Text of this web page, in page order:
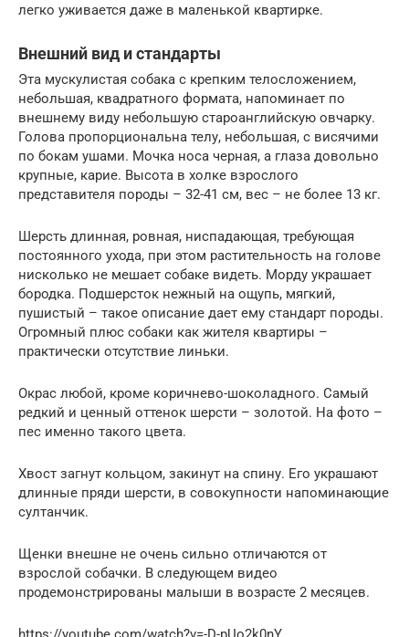
легко уживается даже в маленькой квартирке.
Внешний вид и стандарты
Эта мускулистая собака с крепким телосложением,
небольшая, квадратного формата, напоминает по
внешнему виду небольшую староанглийскую овчарку.
Голова пропорциональна телу, небольшая, с висячими
по бокам ушами. Мочка носа черная, а глаза довольно
крупные, карие. Высота в холке взрослого
представителя породы – 32-41 см, вес – не более 13 кг.
Шерсть длинная, ровная, ниспадающая, требующая
постоянного ухода, при этом растительность на голове
нисколько не мешает собаке видеть. Морду украшает
бородка. Подшерсток нежный на ощупь, мягкий,
пушистый – такое описание дает ему стандарт породы.
Огромный плюс собаки как жителя квартиры –
практически отсутствие линьки.
Окрас любой, кроме коричнево-шоколадного. Самый
редкий и ценный оттенок шерсти – золотой. На фото –
пес именно такого цвета.
Хвост загнут кольцом, закинут на спину. Его украшают
длинные пряди шерсти, в совокупности напоминающие
султанчик.
Щенки внешне не очень сильно отличаются от
взрослой собачки. В следующем видео
продемонстрированы малыши в возрасте 2 месяцев.